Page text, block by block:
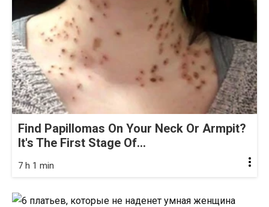
Find Papillomas On Your Neck Or Armpit?
It's The First Stage Of...
7 h 1 min